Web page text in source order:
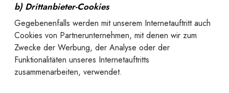
b) Drittanbieter-Cookies
Gegebenenfalls werden mit unserem Internetauftritt auch
Cookies von Partnerunternehmen, mit denen wir zum
Zwecke der Werbung, der Analyse oder der
Funktionalitäten unseres Internetauftritts
zusammenarbeiten, verwendet.